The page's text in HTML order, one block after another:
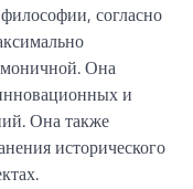
согласно
Она
и
Она также
исторического